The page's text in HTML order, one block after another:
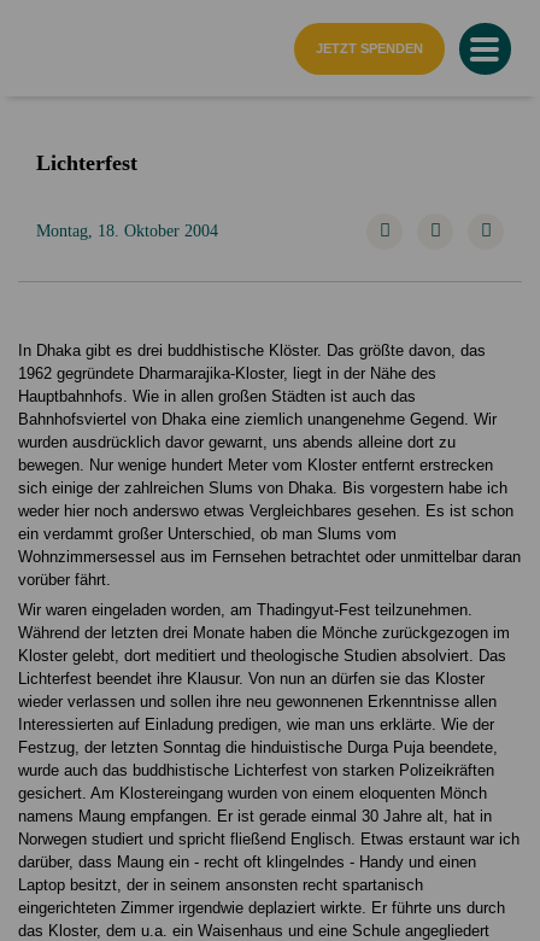
JETZT SPENDEN
Lichterfest
Montag, 18. Oktober 2004
In Dhaka gibt es drei buddhistische Klöster. Das größte davon, das
1962 gegründete Dharmarajika-Kloster, liegt in der Nähe des
Hauptbahnhofs. Wie in allen großen Städten ist auch das
Bahnhofsviertel von Dhaka eine ziemlich unangenehme Gegend. Wir
wurden ausdrücklich davor gewarnt, uns abends alleine dort zu
bewegen. Nur wenige hundert Meter vom Kloster entfernt erstrecken
sich einige der zahlreichen Slums von Dhaka. Bis vorgestern habe ich
weder hier noch anderswo etwas Vergleichbares gesehen. Es ist schon
ein verdammt großer Unterschied, ob man Slums vom
Wohnzimmersessel aus im Fernsehen betrachtet oder unmittelbar daran
vorüber fährt.
Wir waren eingeladen worden, am Thadingyut-Fest teilzunehmen.
Während der letzten drei Monate haben die Mönche zurückgezogen im
Kloster gelebt, dort meditiert und theologische Studien absolviert. Das
Lichterfest beendet ihre Klausur. Von nun an dürfen sie das Kloster
wieder verlassen und sollen ihre neu gewonnenen Erkenntnisse allen
Interessierten auf Einladung predigen, wie man uns erklärte. Wie der
Festzug, der letzten Sonntag die hinduistische Durga Puja beendete,
wurde auch das buddhistische Lichterfest von starken Polizeikräften
gesichert. Am Klostereingang wurden von einem eloquenten Mönch
namens Maung empfangen. Er ist gerade einmal 30 Jahre alt, hat in
Norwegen studiert und spricht fließend Englisch. Etwas erstaunt war ich
darüber, dass Maung ein - recht oft klingelndes - Handy und einen
Laptop besitzt, der in seinem ansonsten recht spartanisch
eingerichteten Zimmer irgendwie deplaziert wirkte. Er führte uns durch
das Kloster, dem u.a. ein Waisenhaus und eine Schule angegliedert